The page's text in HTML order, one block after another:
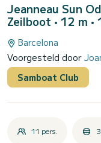
Jeanneau Sun
Zeilboot • 12 m •
Barcelona
Voorgesteld door
Samboat Club
11 pers.